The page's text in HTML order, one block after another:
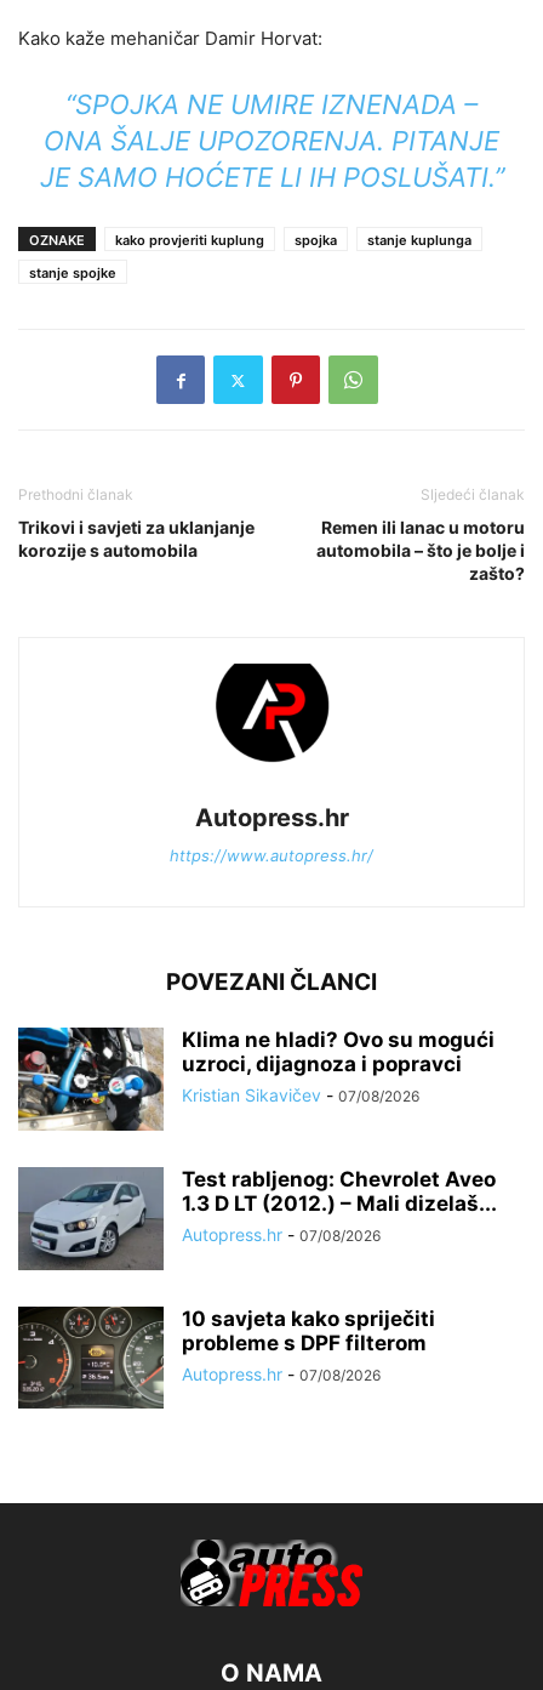
Kako kaže mehaničar Damir Horvat:
“SPOJKA NE UMIRE IZNENADA –
ONA ŠALJE UPOZORENJA. PITANJE
JE SAMO HOĆETE LI IH POSLUŠATI.”
OZNAKE kako provjeriti kuplung spojka
stanje kuplunga
stanje spojke
Prethodni članak
Trikovi i savjeti za uklanjanje
korozije s automobila
Sljedeći članak
Remen ili lanac u motoru
automobila – što je bolje i
zašto?
Autopress.hr
https://www.autopress.hr/
POVEZANI ČLANCI
Klima ne hladi? Ovo su mogući
uzroci, dijagnoza i popravci
Kristian Sikavičev - 07/08/2026
Test rabljenog: Chevrolet Aveo
1.3 D LT (2012.) – Mali dizelaš...
Autopress.hr - 07/08/2026
10 savjeta kako spriječiti
probleme s DPF filterom
Autopress.hr - 07/08/2026
O NAMA